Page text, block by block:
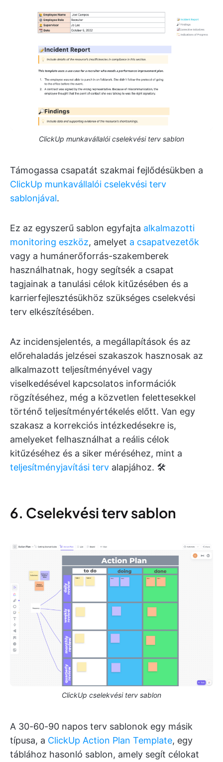
ClickUp munkavállalói cselekvési terv sablon
Támogassa csapatát szakmai fejlődésükben a
ClickUp munkavállalói cselekvési terv
sablonjával.
Ez az egyszerű sablon egyfajta alkalmazotti
monitoring eszköz, amelyet a csapatvezetők
vagy a humánerőforrás-szakemberek
használhatnak, hogy segítsék a csapat
tagjainak a tanulási célok kitűzésében és a
karrierfejlesztésükhöz szükséges cselekvési
terv elkészítésében.
Az incidensjelentés, a megállapítások és az
előrehaladás jelzései szakaszok hasznosak az
alkalmazott teljesítményével vagy
viselkedésével kapcsolatos információk
rögzítéséhez, még a közvetlen felettesekkel
történő teljesítményértékelés előtt. Van egy
szakasz a korrekciós intézkedésekre is,
amelyeket felhasználhat a reális célok
kitűzéséhez és a siker méréséhez, mint a
teljesítményjavítási terv alapjához. 🛠️
6. Cselekvési terv sablon
ClickUp cselekvési terv sablon
A 30-60-90 napos terv sablonok egy másik
típusa, a ClickUp Action Plan Template, egy
táblához hasonló sablon, amely segít célokat